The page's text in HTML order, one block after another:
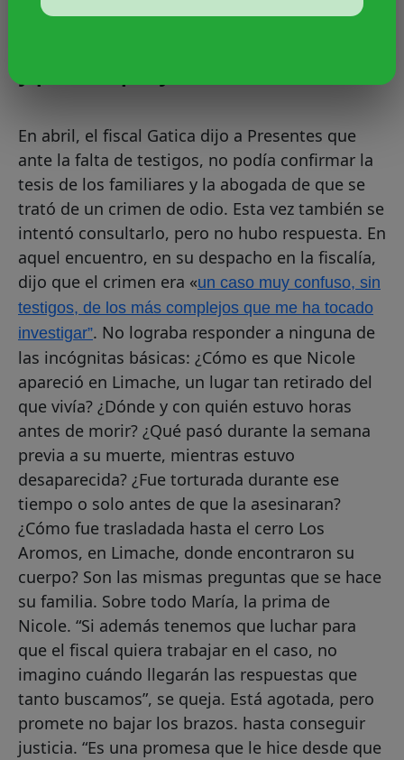
En abril, el fiscal Gatica dijo a Presentes que
ante la falta de testigos, no podía confirmar la
tesis de los familiares y la abogada de que se
trató de un crimen de odio. Esta vez también se
intentó consultarlo, pero no hubo respuesta. En
aquel encuentro, en su despacho en la fiscalía,
dijo que el crimen era «un caso muy confuso, sin
testigos, de los más complejos que me ha tocado
investigar”. No lograba responder a ninguna de
las incógnitas básicas: ¿Cómo es que Nicole
apareció en Limache, un lugar tan retirado del
que vivía? ¿Dónde y con quién estuvo horas
antes de morir? ¿Qué pasó durante la semana
previa a su muerte, mientras estuvo
desaparecida? ¿Fue torturada durante ese
tiempo o solo antes de que la asesinaran?
¿Cómo fue trasladada hasta el cerro Los
Aromos, en Limache, donde encontraron su
cuerpo? Son las mismas preguntas que se hace
su familia. Sobre todo María, la prima de
Nicole. “Si además tenemos que luchar para
que el fiscal quiera trabajar en el caso, no
imagino cuándo llegarán las respuestas que
tanto buscamos”, se queja. Está agotada, pero
promete no bajar los brazos. hasta conseguir
justicia. “Es una promesa que le hice desde que